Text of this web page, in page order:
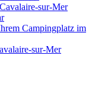
sur-Mer
Campingplatz im
sur-Mer